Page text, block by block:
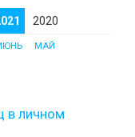
2020
МАЙ
в личном